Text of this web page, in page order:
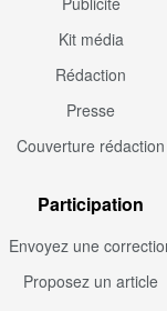
Kit média
Rédaction
Presse
Couverture rédaction
Participation
Envoyez une
Proposez un article